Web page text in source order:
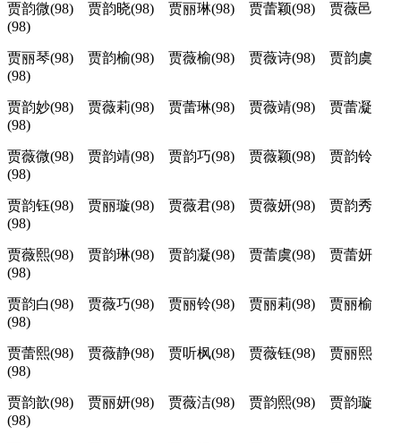
贾韵微(98) 贾韵晓(98) 贾丽琳(98) 贾蕾颖(98) 贾薇邑
(98)
贾丽琴(98) 贾韵榆(98) 贾薇榆(98) 贾薇诗(98) 贾韵虞
(98)
贾韵妙(98) 贾薇莉(98) 贾蕾琳(98) 贾薇靖(98) 贾蕾凝
(98)
贾薇微(98) 贾韵靖(98) 贾韵巧(98) 贾薇颖(98) 贾韵铃
(98)
贾韵钰(98) 贾丽璇(98) 贾薇君(98) 贾薇妍(98) 贾韵秀
(98)
贾薇熙(98) 贾韵琳(98) 贾韵凝(98) 贾蕾虞(98) 贾蕾妍
(98)
贾韵白(98) 贾薇巧(98) 贾丽铃(98) 贾丽莉(98) 贾丽榆
(98)
贾蕾熙(98) 贾薇静(98) 贾听枫(98) 贾薇钰(98) 贾丽熙
(98)
贾韵歆(98) 贾丽妍(98) 贾薇洁(98) 贾韵熙(98) 贾韵璇
(98)